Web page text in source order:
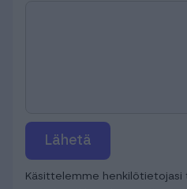
Lähetä
Käsittelemme